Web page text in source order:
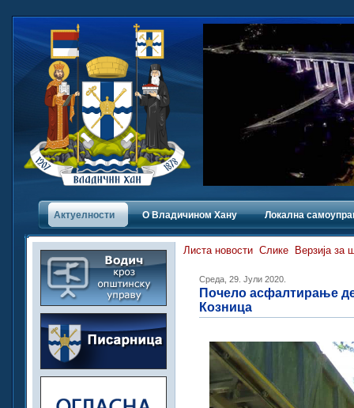
Актуелности О Владичинoм Хану Локална
Листа новости Слике Верзија за
Среда, 29. Јули 2020.
Почело асфалтирање
Козница